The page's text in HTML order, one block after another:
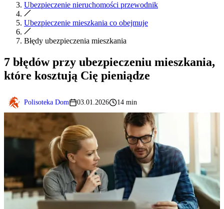
Ubezpieczenie nieruchomości przewodnik
Ubezpieczenie mieszkania co obejmuje
Błędy ubezpieczenia mieszkania
7 błędów przy ubezpieczeniu mieszkania,
które kosztują Cię pieniądze
Polisoteka Dom 03.01.2026 14 min